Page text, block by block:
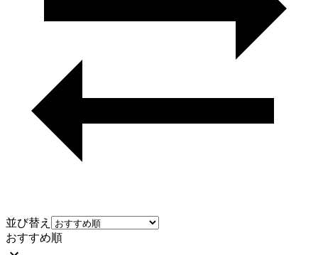
並び替え
おすすめ順